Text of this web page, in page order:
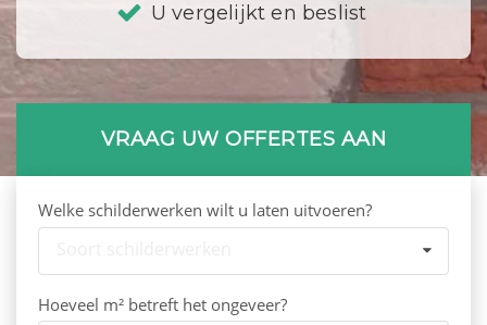
U vergelijkt en beslist
VRAAG UW OFFERTES AAN
Welke schilderwerken wilt u laten uitvoeren?
Hoeveel m² betreft het ongeveer?